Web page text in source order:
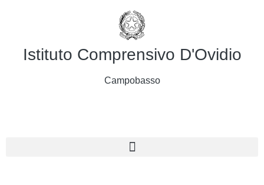
Istituto Comprensivo D'Ovidio
Campobasso